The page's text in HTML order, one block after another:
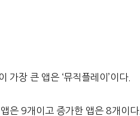
장 큰 앱은 ‘뮤직플레이’이다.
은 9개이고 증가한 앱은 8개이다.